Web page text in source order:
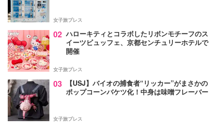
女子旅プレス
02 ハローキティとコラボしたリボンモチーフのス
イーツビュッフェ、京都センチュリーホテルで
開催
女子旅プレス
03
【USJ】バイオの捕食者“リッカー”がまさかの
ポップコーンバケツ化！中身は味噌フレーバー
女子旅プレス